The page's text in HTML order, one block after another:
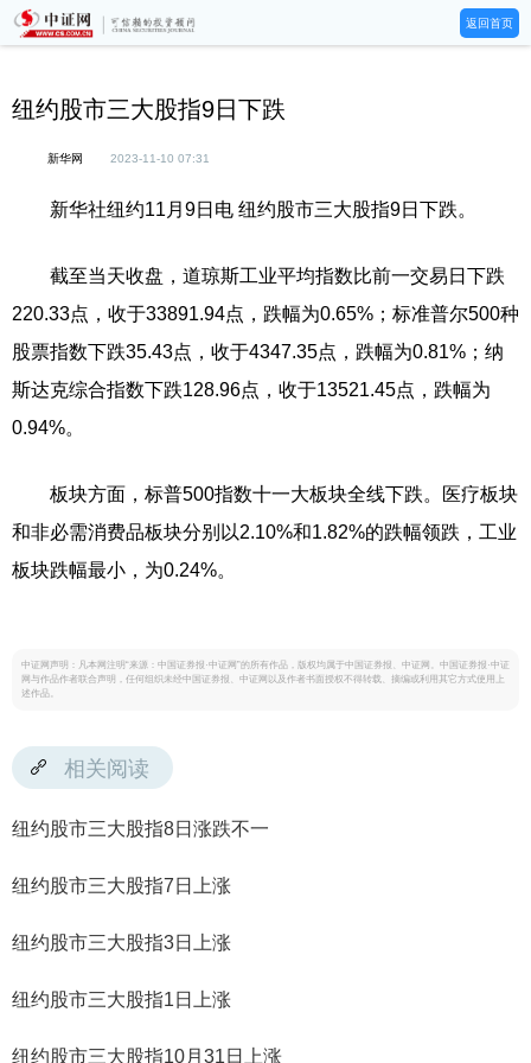
返回首页
纽约股市三大股指9日下跌
新华网 2023-11-10 07:31
新华社纽约11月9日电 纽约股市三大股指9日下跌。
截至当天收盘，道琼斯工业平均指数比前一交易日下跌
220.33点，收于33891.94点，跌幅为0.65%；标准普尔500种
股票指数下跌35.43点，收于4347.35点，跌幅为0.81%；纳
斯达克综合指数下跌128.96点，收于13521.45点，跌幅为
0.94%。
板块方面，标普500指数十一大板块全线下跌。医疗板块
和非必需消费品板块分别以2.10%和1.82%的跌幅领跌，工业
板块跌幅最小，为0.24%。
中证网声明：凡本网注明“来源：中国证券报·中证网”的所有作品，版权均属于中国证券报、中证网。中国证券报·中证
网与作品作者联合声明，任何组织未经中国证券报、中证网以及作者书面授权不得转载、摘编或利用其它方式使用上
述作品。
相关阅读
纽约股市三大股指8日涨跌不一
纽约股市三大股指7日上涨
纽约股市三大股指3日上涨
纽约股市三大股指1日上涨
纽约股市三大股指10月31日上涨